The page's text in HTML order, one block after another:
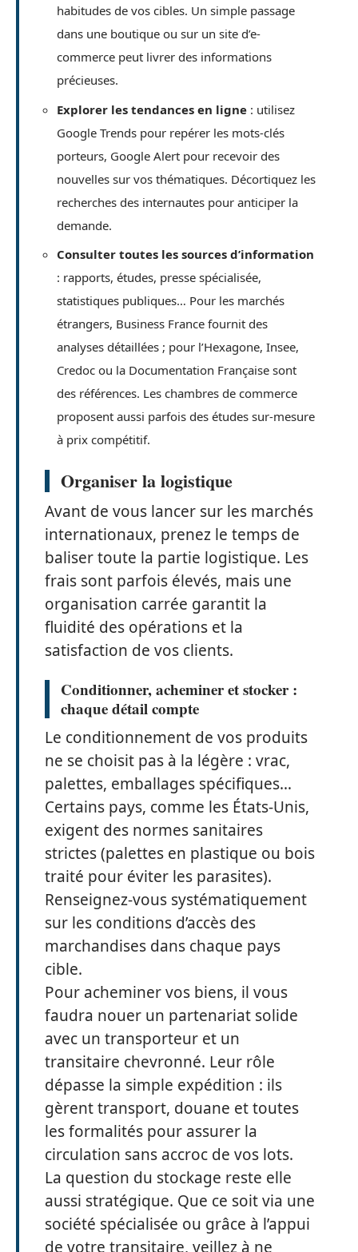
habitudes de vos cibles. Un simple passage
dans une boutique ou sur un site d’e-
commerce peut livrer des informations
précieuses.
Explorer les tendances en ligne : utilisez
Google Trends pour repérer les mots-clés
porteurs, Google Alert pour recevoir des
nouvelles sur vos thématiques. Décortiquez les
recherches des internautes pour anticiper la
demande.
Consulter toutes les sources d’information
: rapports, études, presse spécialisée,
statistiques publiques… Pour les marchés
étrangers, Business France fournit des
analyses détaillées ; pour l’Hexagone, Insee,
Credoc ou la Documentation Française sont
des références. Les chambres de commerce
proposent aussi parfois des études sur-mesure
à prix compétitif.
Organiser la logistique
Avant de vous lancer sur les marchés
internationaux, prenez le temps de
baliser toute la partie logistique. Les
frais sont parfois élevés, mais une
organisation carrée garantit la
fluidité des opérations et la
satisfaction de vos clients.
Conditionner, acheminer et stocker :
chaque détail compte
Le conditionnement de vos produits
ne se choisit pas à la légère : vrac,
palettes, emballages spécifiques…
Certains pays, comme les États-Unis,
exigent des normes sanitaires
strictes (palettes en plastique ou bois
traité pour éviter les parasites).
Renseignez-vous systématiquement
sur les conditions d’accès des
marchandises dans chaque pays
cible.
Pour acheminer vos biens, il vous
faudra nouer un partenariat solide
avec un transporteur et un
transitaire chevronné. Leur rôle
dépasse la simple expédition : ils
gèrent transport, douane et toutes
les formalités pour assurer la
circulation sans accroc de vos lots.
La question du stockage reste elle
aussi stratégique. Que ce soit via une
société spécialisée ou grâce à l’appui
de votre transitaire, veillez à ne